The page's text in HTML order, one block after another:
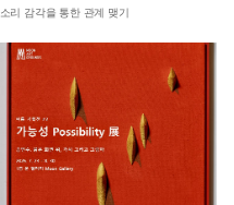
소리 감각을 통한 관계 맺기